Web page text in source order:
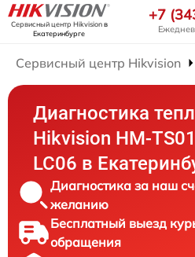
Сервисный центр Hikvisionв
Екатеринбурге
+7
Сервисный центр Hikvision
Диагностика
Hikvision HM-
LC06 в
Диагностика за наш
желанию
Бесплатный выезд
обращения